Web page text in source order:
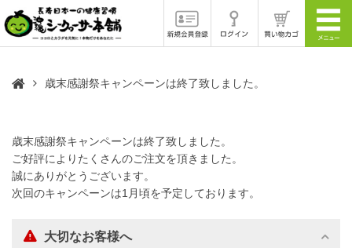
歳末感謝祭キャンペーンは終了致しました。
歳末感謝祭キャンペーンは終了致しました。
ご好評によりたくさんのご注文を頂きました。
誠にありがとうございます。
次回のキャンペーンは1月頃を予定しております。
大切なお客様へ